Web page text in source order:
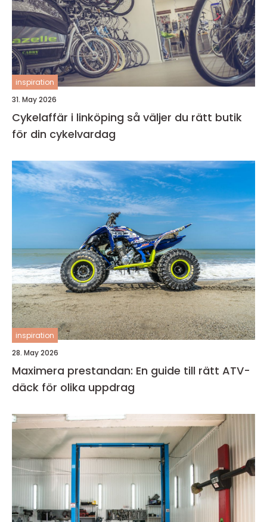
inspiration
31. May 2026
Cykelaffär i linköping så väljer du rätt butik
för din cykelvardag
inspiration
28. May 2026
Maximera prestandan: En guide till rätt ATV-
däck för olika uppdrag